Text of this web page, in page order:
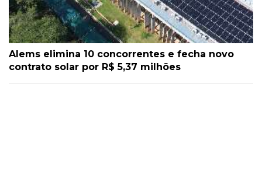
Alems elimina 10 concorrentes e fecha novo
contrato solar por R$ 5,37 milhões